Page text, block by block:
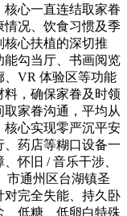
心一直连结取家眷
情况、饮食习惯及季
心扶植的深切推
能勾当厅、书画阅览
、VR 体验区等功能
料，确保家眷及时领
家眷沟通，平均从
核心实现零严沉平安
药店等糊口设备一
怀旧 / 音乐干涉、
市通州区台湖镇圣
对完全失能、持久卧
、低糖、低卵白特殊